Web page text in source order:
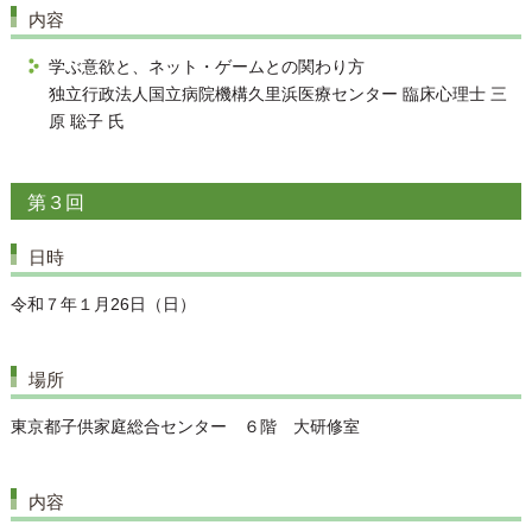
内容
学ぶ意欲と、ネット・ゲームとの関わり方
独立行政法人国立病院機構久里浜医療センター 臨床心理士 三
原 聡子 氏
第３回
日時
令和７年１月26日（日）
場所
東京都子供家庭総合センター ６階 大研修室
内容